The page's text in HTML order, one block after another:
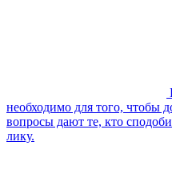
необходимо для того, чтобы
вопросы дают те, кто
лику.